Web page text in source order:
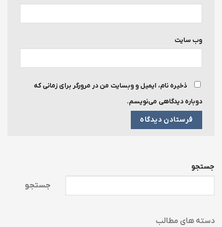
وب‌ سایت
ذخیره نام، ایمیل و وبسایت من در مرورگر برای زمانی که
دوباره دیدگاهی می‌نویسم.
جستجو
جستجو
دسته های مطالب